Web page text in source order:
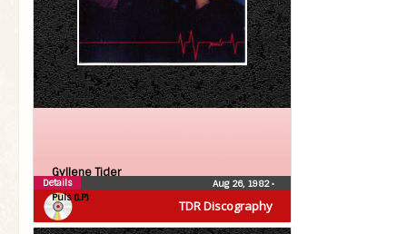
TDR Discography
Gyllene Tider
Puls (LP)
Aug 26, 1982•
Details